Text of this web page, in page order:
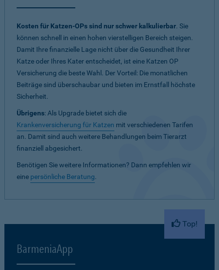
Kosten für Katzen-OPs sind nur schwer kalkulierbar. Sie
können schnell in einen hohen vierstelligen Bereich steigen.
Damit Ihre finanzielle Lage nicht über die Gesundheit Ihrer
Katze oder Ihres Kater entscheidet, ist eine Katzen OP
Versicherung die beste Wahl. Der Vorteil: Die monatlichen
Beiträge sind überschaubar und bieten im Ernstfall höchste
Sicherheit.
Übrigens: Als Upgrade bietet sich die
Krankenversicherung für Katzen mit verschiedenen Tarifen
an. Damit sind auch weitere Behandlungen beim Tierarzt
finanziell abgesichert.
Benötigen Sie weitere Informationen? Dann empfehlen wir
eine persönliche Beratung.
Top!
BarmeniaApp